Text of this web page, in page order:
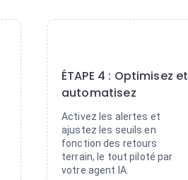
ÉTAPE 4 : Optimisez et
automatisez
Activez les alertes et
ajustez les seuils en
fonction des retours
terrain, le tout piloté par
votre agent IA.